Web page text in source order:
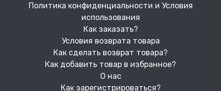
Политика конфиденциальности и Условия
использования
Как заказать?
Условия возврата товара
Как сделать возврат товара?
Как добавить товар в избранное?
О нас
Как зарегистрироваться?